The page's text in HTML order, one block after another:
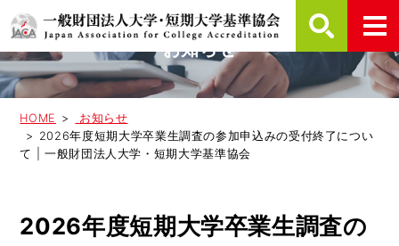
お知らせ
HOME
お知らせ
2026年度短期大学卒業生調査の参加申込みの受付終了につい
て | 一般財団法人大学・短期大学基準協会
2026年度短期大学卒業生調査の